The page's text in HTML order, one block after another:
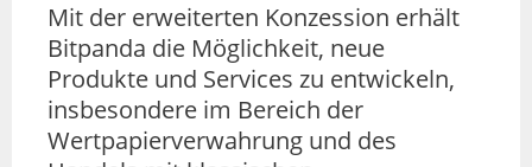
Mit der erweiterten Konzession erhält
Bitpanda die Möglichkeit, neue
Produkte und Services zu entwickeln,
insbesondere im Bereich der
Wertpapierverwahrung und des